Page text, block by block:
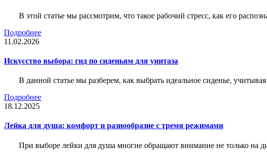
В этой статье мы рассмотрим, что такое рабочий стресс, как его
Подробнее
11.02.2026
Искусство выбора: гид по сиденьям для унитаза
В данной статье мы разберем, как выбрать идеальное сиденье,
Подробнее
18.12.2025
Лейка для душа: комфорт и разнообразие с тремя режимами
При выборе лейки для душа многие обращают внимание не только на